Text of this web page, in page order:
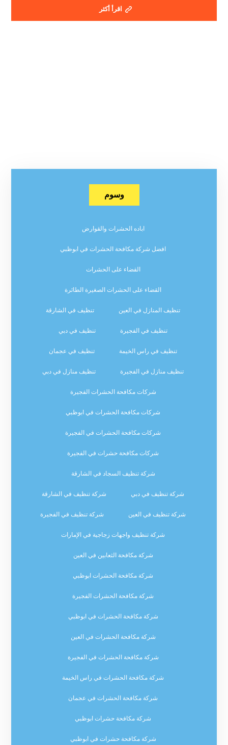
اقرأ أكثر
وسوم
اباده الحشرات والقوارض
افضل شركة مكافحة الحشرات في ابوظبي
القضاء على الحشرات
القضاء على الحشرات الصغيرة الطائرة
تنظيف المنازل في العين تنظيف في الشارقة
تنظيف في الفجيرة تنظيف في دبي
تنظيف في راس الخيمة تنظيف في عجمان
تنظيف منازل في الفجيرة تنظيف منازل في دبي
شركات مكافحة الحشرات الفجيرة
شركات مكافحة الحشرات في ابوظبي
شركات مكافحة الحشرات في الفجيرة
شركات مكافحة حشرات في الفجيرة
شركة تنظيف السجاد في الشارقة
شركة تنظيف في دبي شركة تنظيف في الشارقة
شركة تنظيف في العين شركة تنظيف في الفجيرة
شركة تنظيف واجهات زجاجية في الإمارات
شركة مكافحة الثعابين في العين
شركة مكافحة الحشرات ابوظبي
شركة مكافحة الحشرات الفجيرة
شركة مكافحة الحشرات في ابوظبي
شركة مكافحة الحشرات في العين
شركة مكافحة الحشرات في الفجيرة
شركة مكافحة الحشرات في راس الخيمة
شركة مكافحة الحشرات في عجمان
شركة مكافحة حشرات ابوظبي
شركة مكافحة حشرات في ابوظبي